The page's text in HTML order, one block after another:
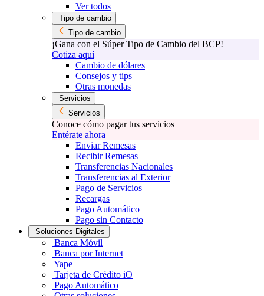
Ver todos
Tipo de cambio
Tipo de cambio
¡Gana con el Súper Tipo de Cambio del BCP!
Cotiza aquí
Cambio de dólares
Consejos y tips
Otras monedas
Servicios
Servicios
Conoce cómo pagar tus servicios
Entérate ahora
Enviar Remesas
Recibir Remesas
Transferencias Nacionales
Transferencias al Exterior
Pago de Servicios
Recargas
Pago Automático
Pago sin Contacto
Soluciones Digitales
Banca Móvil
Banca por Internet
Yape
Tarjeta de Crédito iO
Pago Automático